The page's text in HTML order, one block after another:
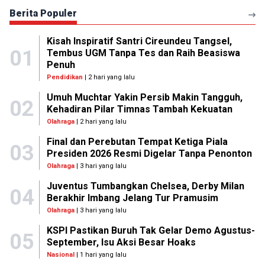
Berita Populer
01
Kisah Inspiratif Santri Cireundeu Tangsel,
Tembus UGM Tanpa Tes dan Raih Beasiswa
Penuh
Pendidikan | 2 hari yang lalu
02
Umuh Muchtar Yakin Persib Makin Tangguh,
Kehadiran Pilar Timnas Tambah Kekuatan
Olahraga| 2 hari yang lalu
03
Final dan Perebutan Tempat Ketiga Piala
Presiden 2026 Resmi Digelar Tanpa Penonton
Olahraga| 3 hari yang lalu
04
Juventus Tumbangkan Chelsea, Derby Milan
Berakhir Imbang Jelang Tur Pramusim
Olahraga| 3 hari yang lalu
05
KSPI Pastikan Buruh Tak Gelar Demo Agustus-
September, Isu Aksi Besar Hoaks
Nasional| 1 hari yang lalu